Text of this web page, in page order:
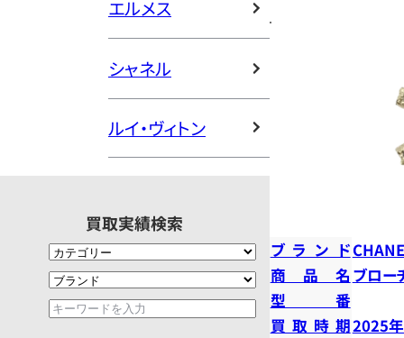
エルメス
シャネル
ルイ・ヴィトン
買取実績検索
ブランド
商品名 ブロー
型番
買取時期2025